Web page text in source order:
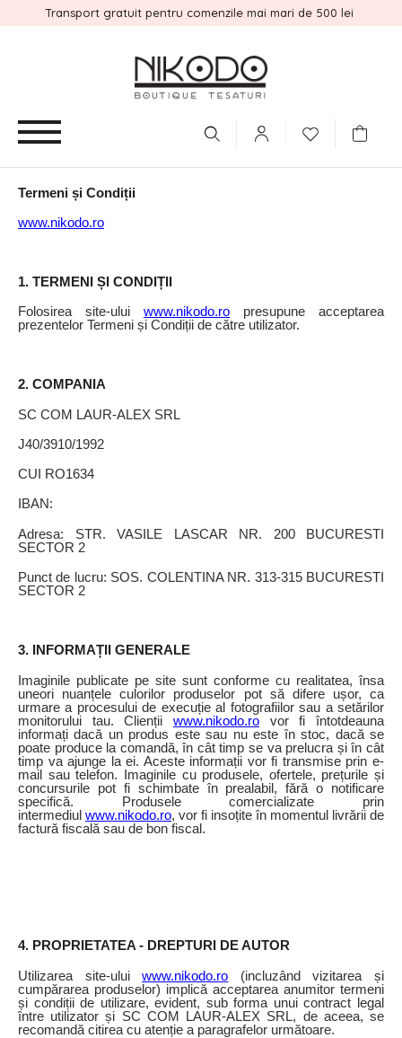
Transport gratuit pentru comenzile mai mari de 500 lei
Termeni și Condiții
www.nikodo.ro
1. TERMENI ȘI CONDIȚII
Folosirea site-ului www.nikodo.ro presupune acceptarea
prezentelor Termeni și Condiții de către utilizator.
2. COMPANIA
SC COM LAUR-ALEX SRL
J40/3910/1992
CUI RO1634
IBAN:
Adresa: STR. VASILE LASCAR NR. 200 BUCURESTI
SECTOR 2
Punct de lucru: SOS. COLENTINA NR. 313-315 BUCURESTI
SECTOR 2
3. INFORMAȚII GENERALE
Imaginile publicate pe site sunt conforme cu realitatea, însa
uneori nuanțele culorilor produselor pot să difere ușor, ca
urmare a procesului de execuție al fotografiilor sau a setărilor
monitorului tau. Clienții www.nikodo.ro vor fi întotdeauna
informați dacă un produs este sau nu este în stoc, dacă se
poate produce la comandă, în cât timp se va prelucra și în cât
timp va ajunge la ei. Aceste informații vor fi transmise prin e-
mail sau telefon. Imaginile cu produsele, ofertele, prețurile și
concursurile pot fi schimbate în prealabil, fără o notificare
specifică. Produsele comercializate prin
intermediul www.nikodo.ro, vor fi insoțite în momentul livrării de
factură fiscală sau de bon fiscal.
4. PROPRIETATEA - DREPTURI DE AUTOR
Utilizarea site-uluiwww.nikodo.ro (incluzând vizitarea și
cumpărarea produselor) implică acceptarea anumitor termeni
și condiții de utilizare, evident, sub forma unui contract legal
între utilizator și SC COM LAUR-ALEX SRL, de aceea, se
recomandă citirea cu atenție a paragrafelor următoare.